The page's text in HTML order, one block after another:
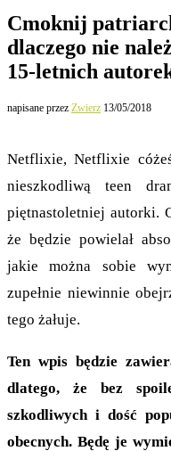
Cmoknij
dlaczego nie
15-letnich
napisane przez Zwierz 13/05/2018
Netflixie, Netflixie
nieszkodliwą teen
piętnastoletniej autorki.
że będzie powielał
jakie można sobie
zupełnie niewinnie
tego żałuje.
Ten wpis będzie
dlatego, że bez
szkodliwych i dość
obecnych. Będę je